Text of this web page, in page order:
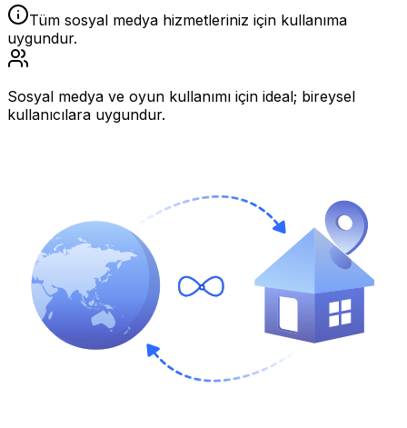
Tüm sosyal medya hizmetleriniz için kullanıma
uygundur.
Sosyal medya ve oyun kullanımı için ideal; bireysel
kullanıcılara uygundur.